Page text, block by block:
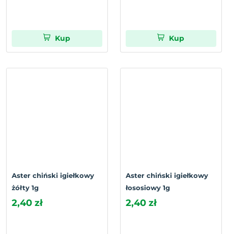
Kup Kup
Aster chiński igiełkowy
żółty 1g
2,40 zł
Aster chiński igiełkowy
łososiowy 1g
2,40 zł